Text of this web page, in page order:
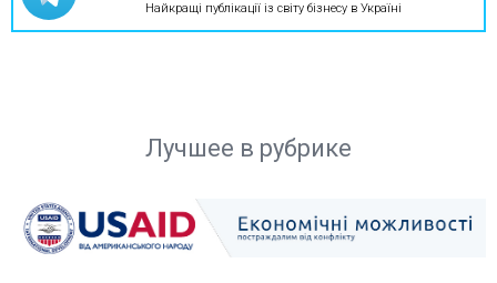
Найкращі публікації із світу бізнесу в Україні
Лучшее в рубрике